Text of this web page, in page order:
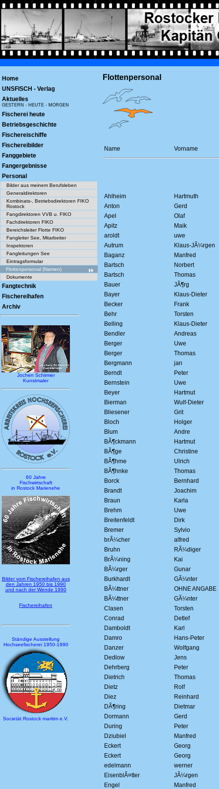
Home
UNSFISCH - Verlag
Aktuelles
GESTERN - HEUTE - MORGEN
Fischerei heute
Betriebsgeschichte
Fischereischiffe
Fischereibilder
Fanggebiete
Fangergebnisse
Personal
Bilder aus meinem Berufsleben
Generaldirektoren
Kombinats-, Betriebsdirektoren FIKO
Rostock
Fangdirektoren VVB u. FIKO
Fachdirektoren FIKO
Bereichsleiter Flotte FIKO
Fangleiter See, Mitarbeiter
Inspektoren
Fangleitungen See
Eintragsformular
Flottenpersonal (Namen)
Dokumente
Fangtechnik
Fischereihafen
Archiv
Jochen Schirmer
Kunstmaler
60 Jahre
Fischwirtschaft
in Rostock Marienehe
Bilder vom Fischereihafen aus
den Jahren 1950 bis 1990
und nach der Wende 1990
Fischereihafen
Ständige Ausstellung
Hochseefischerei 1950-1990
Societät Rostock maritim e.V.
Flottenpersonal
Name Vorname
Ahlheim
Hartmuth
Anton
Gerd
Apel
Olaf
Apitz
Maik
aroldt
uwe
Autrum
Klaus-JÃ¼rgen
Baganz
Manfred
Bartsch
Norbert
Bartsch
Thomas
Bauer
JÃ¶rg
Bayer
Klaus-Dieter
Becker
Frank
Behr
Torsten
Belling
Klaus-Dieter
Bendler
Andreas
Berger
Uwe
Berger
Thomas
Bergmann
jan
Berndt
Peter
Bernstein
Uwe
Beyer
Hartmut
Bierman
Wulf-Dieter
Bliesener
Grit
Bloch
Holger
Blum
Andre
BÃ¶ckmann
Hartmut
BÃ¶ge
Christine
BÃ¶hme
Ulrich
BÃ¶hnke
Thomas
Borck
Bernhard
Brandt
Joachim
Braun
Karla
Brehm
Uwe
Breitenfeldt
Dirk
Bremer
Sylvio
brÃ¼cher
alfred
Bruhn
RÃ¼diger
BrÃ¼ning
Kai
BÃ¼rger
Gunar
Burkhardt
GÃ¼nter
BÃ¼ttner
OHNE ANGABE
BÃ¼ttner
GÃ¼nter
Clasen
Torsten
Conrad
Detlef
Damboldt
Karl
Damro
Hans-Peter
Danzer
Wolfgang
Dedlow
Jens
Dehrberg
Peter
Dietrich
Thomas
Dietz
Rolf
Diez
Reinhard
DÃ¶ring
Dietmar
Dormann
Gerd
During
Peter
Dziubiel
Manfred
Eckert
Georg
Eckert
Georg
edelmann
werner
EisenblÃ¤tter
JÃ¼rgen
Engel
Manfred